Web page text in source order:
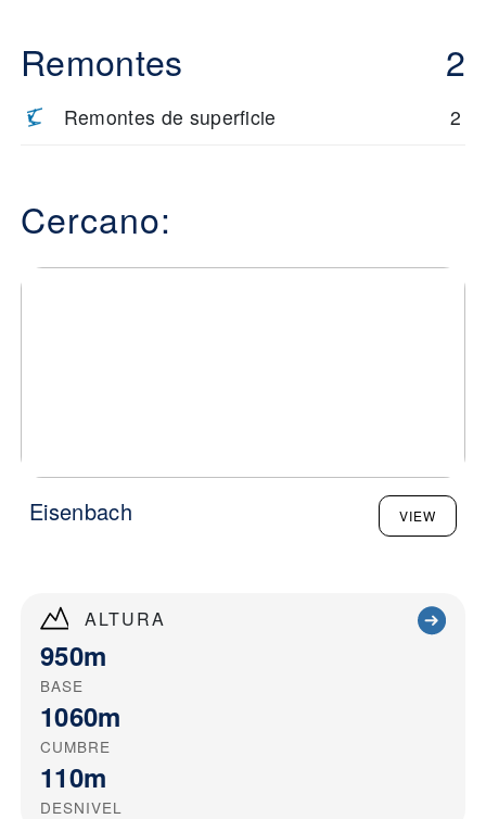
ALTURA
950m
BASE
1060m
CUMBRE
110m
DESNIVEL
Remontes 2
Remontes de superficie 2
Cercano:
Eisenbach VIEW